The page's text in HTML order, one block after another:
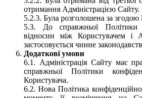
отримання Адміністрацією Сайту.
5.2.3. Була розголошена за згодою
5.3. До справжньої Політики
відносин між Користувачем і
застосовується чинне
Додаткові умови
6.1. Адміністрація Сайту має
справжньої Політики
Користувача.
6.2. Нова Політика